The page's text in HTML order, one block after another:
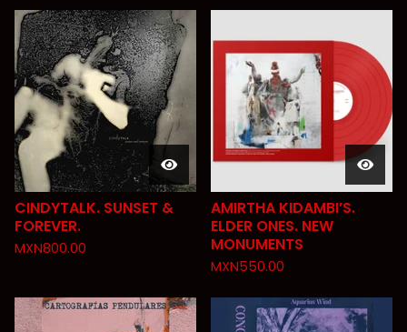
CINDYTALK. SUNSET &
FOREVER.
MXN800.00
AMIRTHA KIDAMBI’S.
ELDER ONES. NEW
MONUMENTS
MXN550.00